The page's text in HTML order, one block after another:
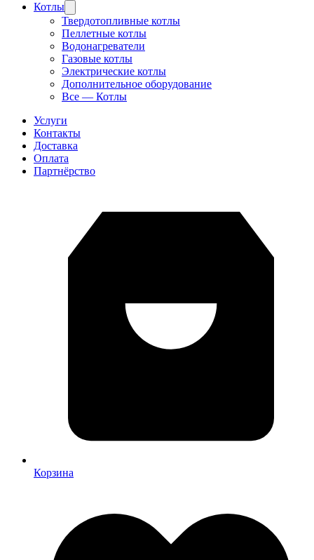
Котлы
Твердотопливные котлы
Пеллетные котлы
Водонагреватели
Газовые котлы
Электрические котлы
Дополнительное оборудование
Все — Котлы
Услуги
Контакты
Доставка
Оплата
Партнёрство
Корзина